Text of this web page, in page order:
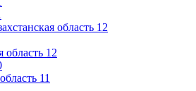
область 12
область 12
11